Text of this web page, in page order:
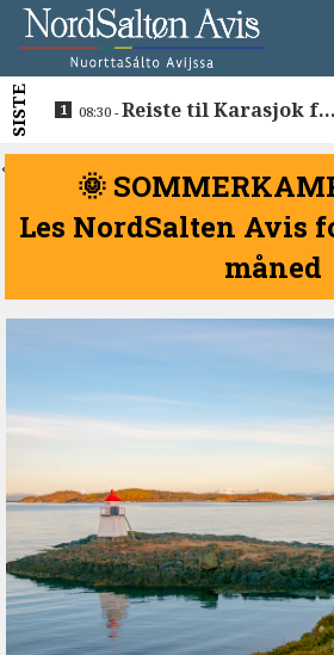
SISTE 08:30 -Reiste til Karasjok for
Anders
<
🌞
Les NordSalten Avis
måned